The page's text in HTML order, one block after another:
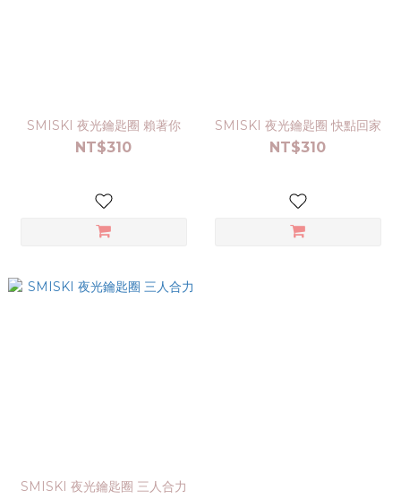
SMISKI 夜光鑰匙圈 賴著你
NT$310
SMISKI 夜光鑰匙圈 快點回家
NT$310
SMISKI 夜光鑰匙圈 三人合力